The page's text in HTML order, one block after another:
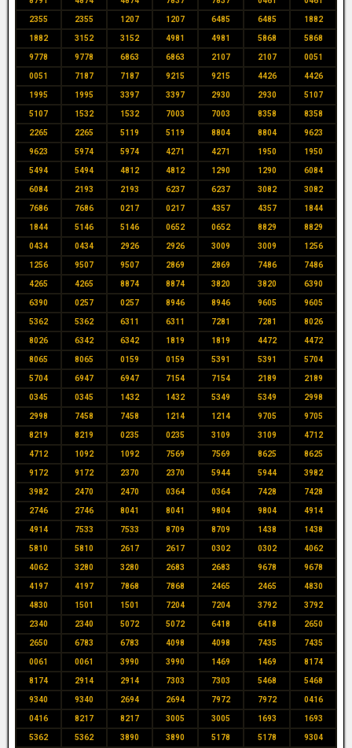
2355 2355 1207 1207 6485 6485 1882
1882 3152 3152 4981 4981 5868 5868
9778 9778 6863 6863 2107 2107 0051
0051 7187 7187 9215 9215 4426 4426
1995 1995 3397 3397 2930 2930 5107
5107 1532 1532 7003 7003 8358 8358
2265 2265 5119 5119 8804 8804 9623
9623 5974 5974 4271 4271 1950 1950
5494 5494 4812 4812 1290 1290 6084
6084 2193 2193 6237 6237 3082 3082
7686 7686 0217 0217 4357 4357 1844
1844 5146 5146 0652 0652 8829 8829
0434 0434 2926 2926 3009 3009 1256
1256 9507 9507 2869 2869 7486 7486
4265 4265 8874 8874 3820 3820 6390
6390 0257 0257 8946 8946 9605 9605
5362 5362 6311 6311 7281 7281 8026
8026 6342 6342 1819 1819 4472 4472
8065 8065 0159 0159 5391 5391 5704
5704 6947 6947 7154 7154 2189 2189
0345 0345 1432 1432 5349 5349 2998
2998 7458 7458 1214 1214 9705 9705
8219 8219 0235 0235 3109 3109 4712
4712 1092 1092 7569 7569 8625 8625
9172 9172 2370 2370 5944 5944 3982
3982 2470 2470 0364 0364 7428 7428
2746 2746 8041 8041 9804 9804 4914
4914 7533 7533 8709 8709 1438 1438
5810 5810 2617 2617 0302 0302 4062
4062 3280 3280 2683 2683 9678 9678
4197 4197 7868 7868 2465 2465 4830
4830 1501 1501 7204 7204 3792 3792
2340 2340 5072 5072 6418 6418 2650
2650 6783 6783 4098 4098 7435 7435
0061 0061 3990 3990 1469 1469 8174
8174 2914 2914 7303 7303 5468 5468
9340 9340 2694 2694 7972 7972 0416
0416 8217 8217 3005 3005 1693 1693
5362 5362 3890 3890 5178 5178 9304